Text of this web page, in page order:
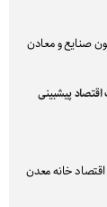
صنایع و معادن
پیشبینی
خانه معدن